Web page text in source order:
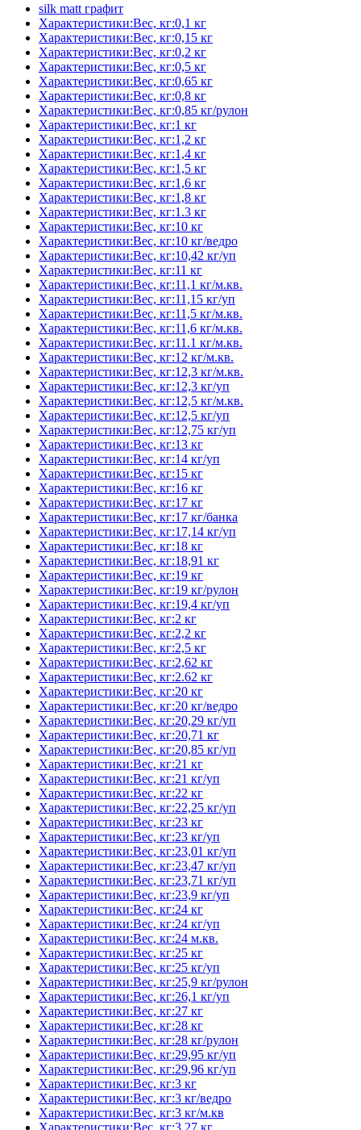
silk matt графит
Характеристики:Вес, кг:0,1 кг
Характеристики:Вес, кг:0,15 кг
Характеристики:Вес, кг:0,2 кг
Характеристики:Вес, кг:0,5 кг
Характеристики:Вес, кг:0,65 кг
Характеристики:Вес, кг:0,8 кг
Характеристики:Вес, кг:0,85 кг/рулон
Характеристики:Вес, кг:1 кг
Характеристики:Вес, кг:1,2 кг
Характеристики:Вес, кг:1,4 кг
Характеристики:Вес, кг:1,5 кг
Характеристики:Вес, кг:1,6 кг
Характеристики:Вес, кг:1,8 кг
Характеристики:Вес, кг:1.3 кг
Характеристики:Вес, кг:10 кг
Характеристики:Вес, кг:10 кг/ведро
Характеристики:Вес, кг:10,42 кг/уп
Характеристики:Вес, кг:11 кг
Характеристики:Вес, кг:11,1 кг/м.кв.
Характеристики:Вес, кг:11,15 кг/уп
Характеристики:Вес, кг:11,5 кг/м.кв.
Характеристики:Вес, кг:11,6 кг/м.кв.
Характеристики:Вес, кг:11.1 кг/м.кв.
Характеристики:Вес, кг:12 кг/м.кв.
Характеристики:Вес, кг:12,3 кг/м.кв.
Характеристики:Вес, кг:12,3 кг/уп
Характеристики:Вес, кг:12,5 кг/м.кв.
Характеристики:Вес, кг:12,5 кг/уп
Характеристики:Вес, кг:12,75 кг/уп
Характеристики:Вес, кг:13 кг
Характеристики:Вес, кг:14 кг/уп
Характеристики:Вес, кг:15 кг
Характеристики:Вес, кг:16 кг
Характеристики:Вес, кг:17 кг
Характеристики:Вес, кг:17 кг/банка
Характеристики:Вес, кг:17,14 кг/уп
Характеристики:Вес, кг:18 кг
Характеристики:Вес, кг:18,91 кг
Характеристики:Вес, кг:19 кг
Характеристики:Вес, кг:19 кг/рулон
Характеристики:Вес, кг:19,4 кг/уп
Характеристики:Вес, кг:2 кг
Характеристики:Вес, кг:2,2 кг
Характеристики:Вес, кг:2,5 кг
Характеристики:Вес, кг:2,62 кг
Характеристики:Вес, кг:2.62 кг
Характеристики:Вес, кг:20 кг
Характеристики:Вес, кг:20 кг/ведро
Характеристики:Вес, кг:20,29 кг/уп
Характеристики:Вес, кг:20,71 кг
Характеристики:Вес, кг:20,85 кг/уп
Характеристики:Вес, кг:21 кг
Характеристики:Вес, кг:21 кг/уп
Характеристики:Вес, кг:22 кг
Характеристики:Вес, кг:22,25 кг/уп
Характеристики:Вес, кг:23 кг
Характеристики:Вес, кг:23 кг/уп
Характеристики:Вес, кг:23,01 кг/уп
Характеристики:Вес, кг:23,47 кг/уп
Характеристики:Вес, кг:23,71 кг/уп
Характеристики:Вес, кг:23,9 кг/уп
Характеристики:Вес, кг:24 кг
Характеристики:Вес, кг:24 кг/уп
Характеристики:Вес, кг:24 м.кв.
Характеристики:Вес, кг:25 кг
Характеристики:Вес, кг:25 кг/уп
Характеристики:Вес, кг:25,9 кг/рулон
Характеристики:Вес, кг:26,1 кг/уп
Характеристики:Вес, кг:27 кг
Характеристики:Вес, кг:28 кг
Характеристики:Вес, кг:28 кг/рулон
Характеристики:Вес, кг:29,95 кг/уп
Характеристики:Вес, кг:29,96 кг/уп
Характеристики:Вес, кг:3 кг
Характеристики:Вес, кг:3 кг/ведро
Характеристики:Вес, кг:3 кг/м.кв
Характеристики:Вес, кг:3,27 кг